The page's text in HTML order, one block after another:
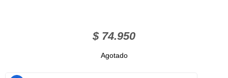
$74.950
Agotado